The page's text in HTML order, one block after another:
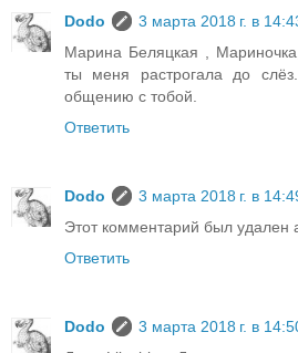
Dodo
3 марта 2018 г. в
Марина Беляцкая ,
ты меня растрогала до
общению с тобой.
Ответить
Dodo
3 марта 2018 г. в
Этот комментарий был удален
Ответить
Dodo
3 марта 2018 г. в